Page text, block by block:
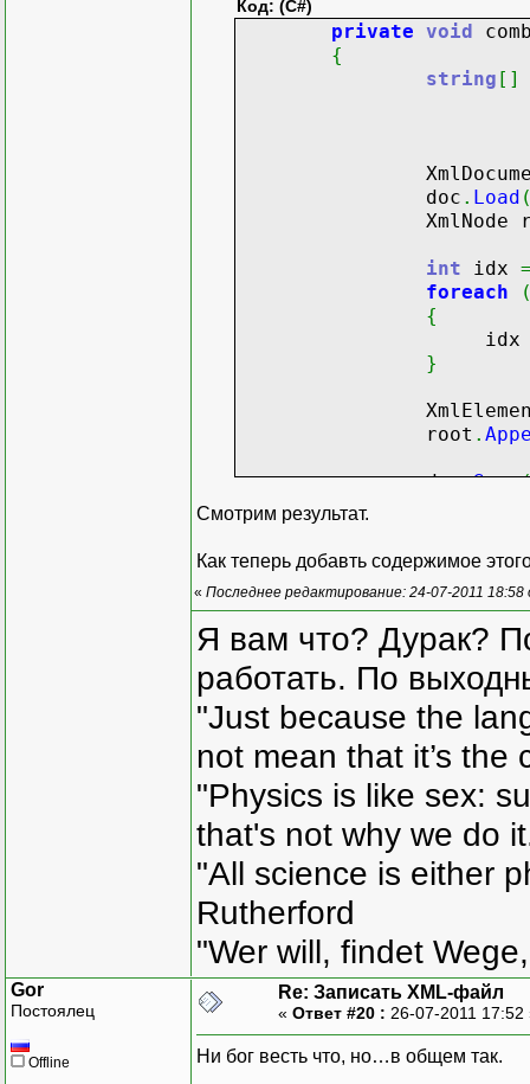
Код: (C#)
private void
{
string [ ]
doc . Load
XmlNode
int idx
foreach
{
}
XmlElement
root .
doc.Save
}
Смотрим результат.
Как теперь добавть содержимое
« Последнее редактирование: 24-07-2011
Я вам что? Дурак?
работать. По
"Just because the
not mean that it’s the
"Physics is like sex:
that's not why we do
"All science is either
Rutherford
"Wer will, findet
Gor
Постоялец
Offline
Re: Записать XML-файл
« Ответ #20 : 26-07-2011
Ни бог весть что, но…в общем так.